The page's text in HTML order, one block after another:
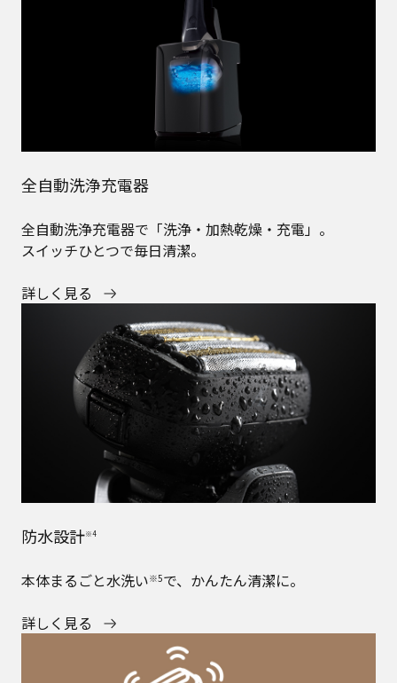
全自動洗浄充電器
全自動洗浄充電器で「洗浄・加熱乾燥・充電」。
スイッチひとつで毎日清潔。
詳しく見る
防水設計※4
本体まるごと水洗い※5で、かんたん清潔に。
詳しく見る